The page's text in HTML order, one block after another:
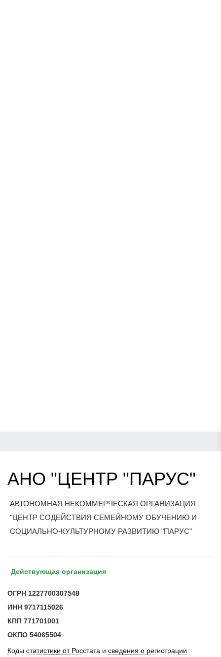
АНО "ЦЕНТР "ПАРУС"
АВТОНОМНАЯ НЕКОММЕРЧЕСКАЯ ОРГАНИЗАЦИЯ
"ЦЕНТР СОДЕЙСТВИЯ СЕМЕЙНОМУ ОБУЧЕНИЮ И
СОЦИАЛЬНО-КУЛЬТУРНОМУ РАЗВИТИЮ "ПАРУС"
Действующая организация
ОГРН 1227700307548
ИНН 9717115026
КПП 771701001
ОКПО 54065504
Коды статистики от Росстата и сведения о регистрации